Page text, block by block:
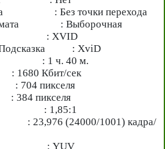
: Без точки перехода
: Выборочная
: XVID
Подсказка : XviD
: 1 ч. 40 м.
Кбит/сек
пикселя
: 1,85:1
(24000/1001) кадра/
: YUV